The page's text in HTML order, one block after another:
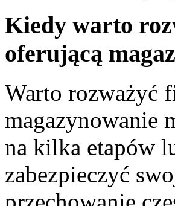
Kiedy warto
oferującą
Warto rozważyć
magazynowanie
na kilka etapów
zabezpieczyć